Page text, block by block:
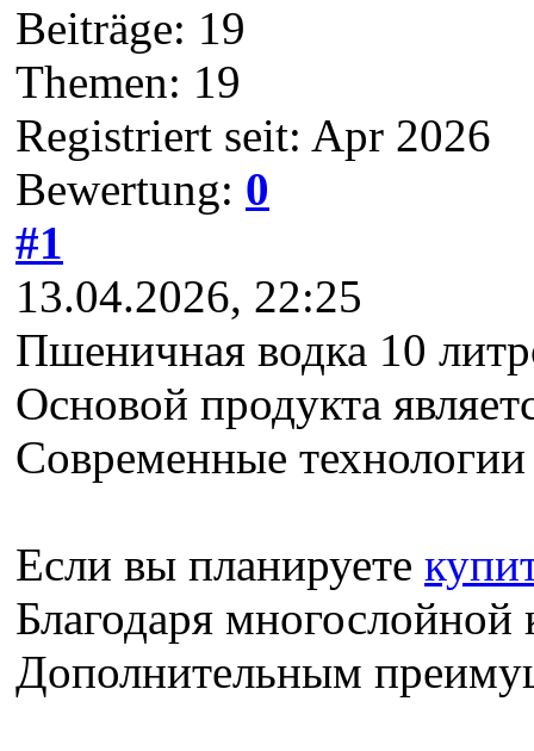
Beiträge: 19
Themen: 19
Registriert seit: Apr 2026
Bewertung: 0
#1
13.04.2026, 22:25
Пшеничная водка 10
Основой продукта
Современные технологии
Если вы планируете
Благодаря многослойной
Дополнительным